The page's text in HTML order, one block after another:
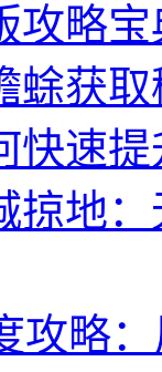
攻略
蜍获
快速
掠地
攻略